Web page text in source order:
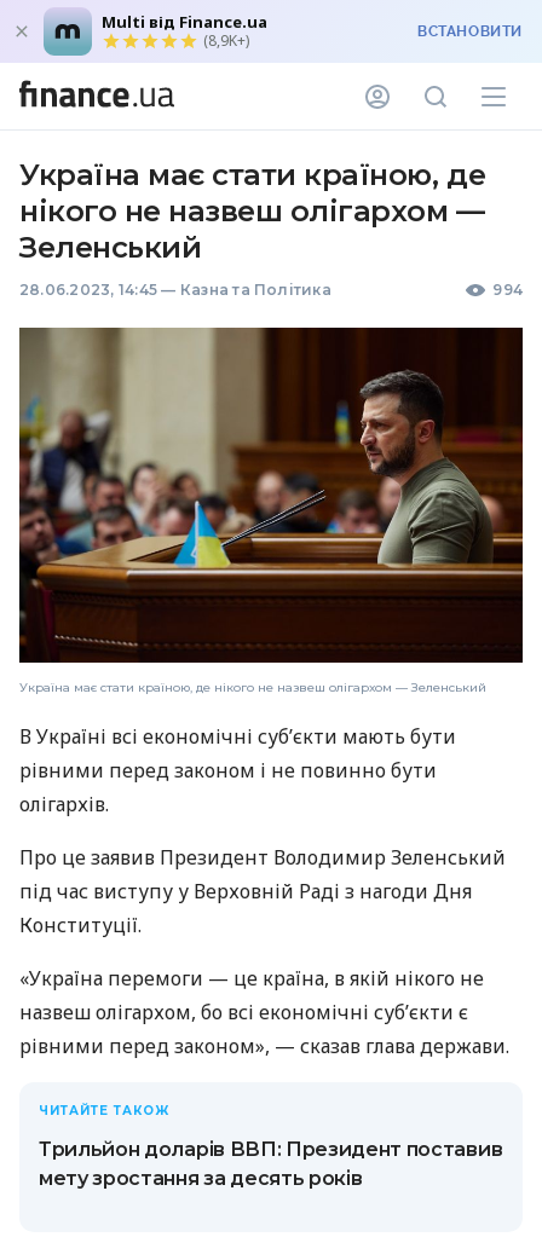
Multi від Finance.ua
(8,9K+) ВСТАНОВИТИ
Україна має стати країною, де
нікого не назвеш олігархом —
Зеленський
28.06.2023, 14:45 — Казна та Політика 994
Україна має стати країною, де нікого не назвеш олігархом — Зеленський
В Україні всі економічні субʼєкти мають бути
рівними перед законом і не повинно бути
олігархів.
Про це заявив Президент Володимир Зеленський
під час виступу у Верховній Раді з нагоди Дня
Конституції.
«Україна перемоги — це країна, в якій нікого не
назвеш олігархом, бо всі економічні субʼєкти є
рівними перед законом», — сказав глава держави.
ЧИТАЙТЕ ТАКОЖ
Трильйон доларів ВВП: Президент поставив
мету зростання за десять років